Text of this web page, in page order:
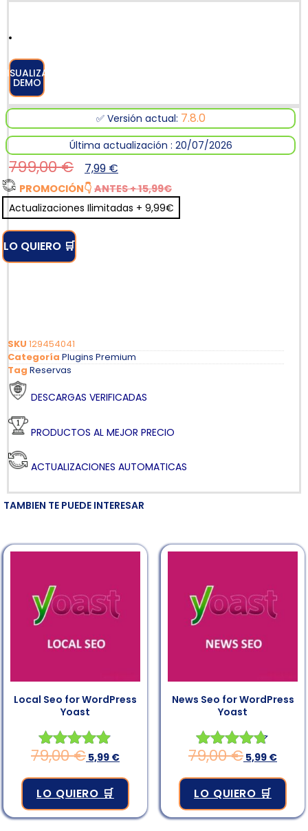
VISUALIZAR
DEMO
✅ Versión actual: 7.8.0
Última actualización : 20/07/2026
799,00€ 7,99 €
PROMOCIÓN👇 ANTES + 15,99€
Actualizaciones Ilimitadas + 9,99€
LO QUIERO 🛒
SKU 129454041
Categoría Plugins Premium
Tag Reservas
DESCARGAS VERIFICADAS
PRODUCTOS AL MEJOR PRECIO
ACTUALIZACIONES AUTOMATICAS
TAMBIEN TE PUEDE INTERESAR
Local Seo for WordPress
Yoast
Valorado en
79,00€ 5,99 €
LO QUIERO 🛒
News Seo for WordPress
Yoast
Valorado
de 5
79,00€ 5,99 €
LO QUIERO 🛒